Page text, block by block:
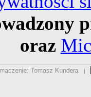
oraz
Tomasz Kundera